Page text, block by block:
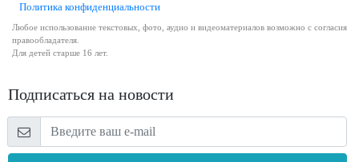
Политика конфиденциальности
Любое использование текстовых, фото, аудио и видеоматериалов возможно с согласия
правообладателя.
Для детей старше 16 лет.
Подписаться на новости